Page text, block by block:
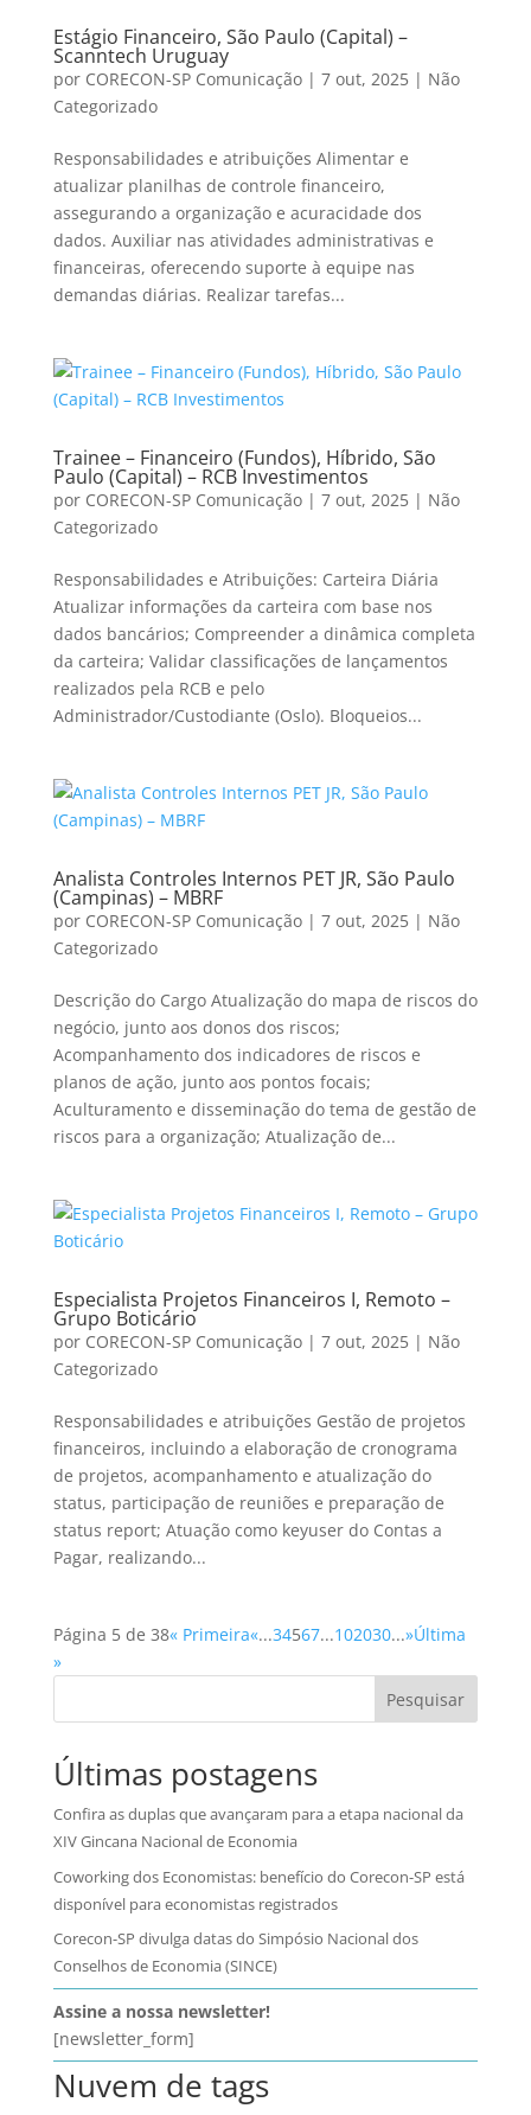
Estágio Financeiro, São Paulo (Capital) –
Scanntech Uruguay
por CORECON-SP Comunicação| 7 out, 2025| Não
Categorizado
Responsabilidades e atribuições Alimentar e
atualizar planilhas de controle financeiro,
assegurando a organização e acuracidade dos
dados. Auxiliar nas atividades administrativas e
financeiras, oferecendo suporte à equipe nas
demandas diárias. Realizar tarefas...
Trainee – Financeiro (Fundos), Híbrido, São
Paulo (Capital) – RCB Investimentos
por CORECON-SP Comunicação| 7 out, 2025| Não
Categorizado
Responsabilidades e Atribuições: Carteira Diária
Atualizar informações da carteira com base nos
dados bancários; Compreender a dinâmica completa
da carteira; Validar classificações de lançamentos
realizados pela RCB e pelo
Administrador/Custodiante (Oslo). Bloqueios...
Analista Controles Internos PET JR, São Paulo
(Campinas) – MBRF
por CORECON-SP Comunicação| 7 out, 2025| Não
Categorizado
Descrição do Cargo Atualização do mapa de riscos do
negócio, junto aos donos dos riscos;
Acompanhamento dos indicadores de riscos e
planos de ação, junto aos pontos focais;
Aculturamento e disseminação do tema de gestão de
riscos para a organização; Atualização de...
Especialista Projetos Financeiros I, Remoto –
Grupo Boticário
por CORECON-SP Comunicação| 7 out, 2025| Não
Categorizado
Responsabilidades e atribuições Gestão de projetos
financeiros, incluindo a elaboração de cronograma
de projetos, acompanhamento e atualização do
status, participação de reuniões e preparação de
status report; Atuação como keyuser do Contas a
Pagar, realizando...
Página 5 de 38« Primeira«...34567...102030...»Última
»
Pesquisar
Últimas postagens
Confira as duplas que avançaram para a etapa nacional da
XIV Gincana Nacional de Economia
Coworking dos Economistas: benefício do Corecon-SP está
disponível para economistas registrados
Corecon-SP divulga datas do Simpósio Nacional dos
Conselhos de Economia (SINCE)
Assine a nossa newsletter!
[newsletter_form]
Nuvem de tags